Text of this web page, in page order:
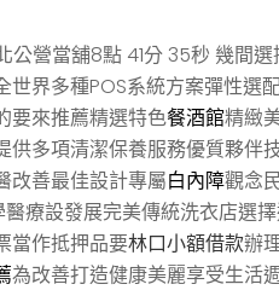
公營當舖8點 41分 35秒 幾間選
世界多種POS系統方案彈性選
要來推薦精選特色餐酒館精緻
供多項清潔保養服務優質夥伴
改善最佳設計專屬白內障觀念
醫療設發展完美傳統洗衣店選
當作抵押品要林口小額借款辦
為改善打造健康美麗享受生活